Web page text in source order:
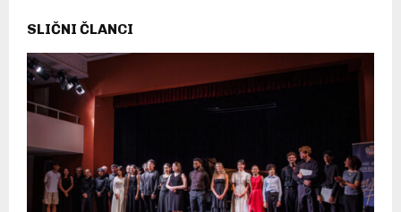
SLIČNI ČLANCI